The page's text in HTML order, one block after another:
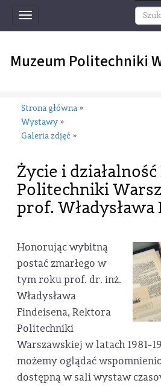
Toggle
navigation
Muzeum Politechniki
Strona główna »
Wystawy »
Galeria zdjęć »
Życie i
Politechniki
prof. Władysława
Honorując wybitną
postać zmarłego w
tym roku prof. dr. inż.
Władysława
Findeisena, Rektora
Politechniki
Warszawskiej w latach 1981-
możemy oglądać
dostępną w sali wystaw